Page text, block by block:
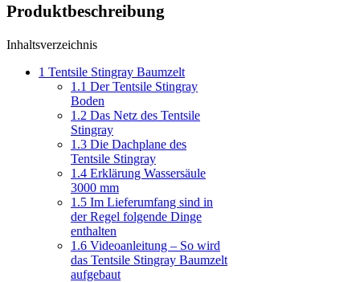
Produktbeschreibung
Inhaltsverzeichnis
1 Tentsile Stingray Baumzelt
1.1 Der Tentsile Stingray
Boden
1.2 Das Netz des Tentsile
Stingray
1.3 Die Dachplane des
Tentsile Stingray
1.4 Erklärung Wassersäule
3000 mm
1.5 Im Lieferumfang sind in
der Regel folgende Dinge
enthalten
1.6 Videoanleitung – So wird
das Tentsile Stingray Baumzelt
aufgebaut